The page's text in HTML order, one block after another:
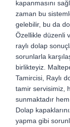
kapanmasını
zaman bu
gelebilir, bu da
Özellikle düzenli
raylı dolap
sorunlarla
birlikteyiz.
Tamircisi, Raylı
tamir servisimiz,
sunmaktadır
Dolap
yapma gibi